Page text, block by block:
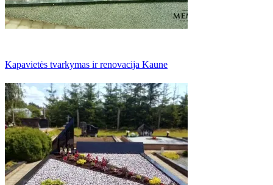
Kapavietės tvarkymas ir renovacija Kaune